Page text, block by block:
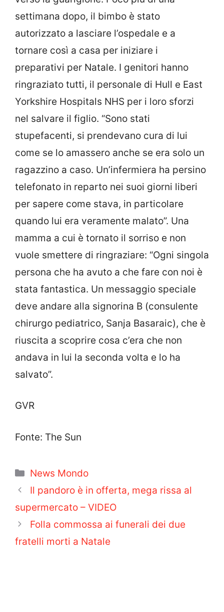
settimana dopo, il bimbo è stato
autorizzato a lasciare l’ospedale e a
tornare così a casa per iniziare i
preparativi per Natale. I genitori hanno
ringraziato tutti, il personale di Hull e East
Yorkshire Hospitals NHS per i loro sforzi
nel salvare il figlio. “Sono stati
stupefacenti, si prendevano cura di lui
come se lo amassero anche se era solo un
ragazzino a caso. Un’infermiera ha persino
telefonato in reparto nei suoi giorni liberi
per sapere come stava, in particolare
quando lui era veramente malato”. Una
mamma a cui è tornato il sorriso e non
vuole smettere di ringraziare: “Ogni singola
persona che ha avuto a che fare con noi è
stata fantastica. Un messaggio speciale
deve andare alla signorina B (consulente
chirurgo pediatrico, Sanja Basaraic), che è
riuscita a scoprire cosa c’era che non
andava in lui la seconda volta e lo ha
salvato”.
GVR
Fonte: The Sun
Categorie
News Mondo
Il pandoro è in offerta, mega rissa al
supermercato – VIDEO
Folla commossa ai funerali dei due
fratelli morti a Natale